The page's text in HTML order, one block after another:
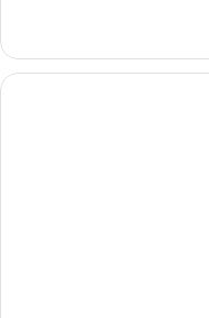
示
す
ー
ム
ア
ダ
ブ